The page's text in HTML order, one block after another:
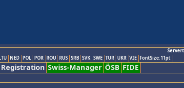
NED POL POR ROU RUS SRB SVK SWE TUR UKR VIE FontSize:11pt
Swiss-Manager ÖSB FIDE